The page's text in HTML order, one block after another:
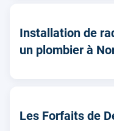
Installation de
un plombier à
Les Forfaits de